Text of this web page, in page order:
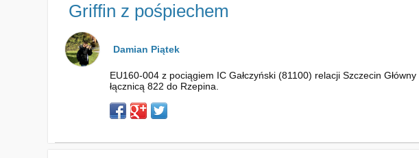
Griffin z pośpiechem
Damian Piątek
EU160-004 z pociągiem IC Gałczyński (81100) relacji Szczecin
łącznicą 822 do Rzepina.